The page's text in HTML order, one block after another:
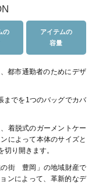
の
アイテムの
容量
都市通勤者のためにデザ
までを1つのバッグでカバ
着脱式のガーメントケー
によって本体のサイズと
り開きます。
の街 豊岡」の地域財産で
ンによって、革新的なデ